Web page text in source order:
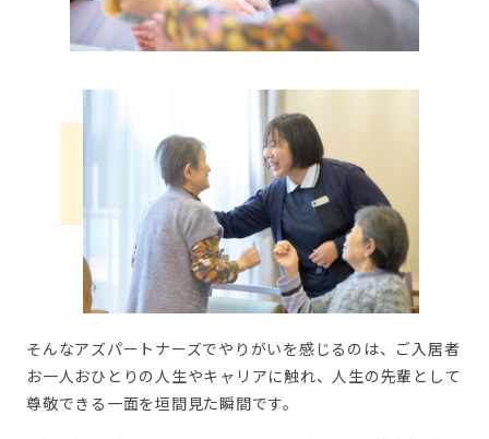
そんなアズパートナーズでやりがいを感じるのは、ご入居者
お一人おひとりの人生やキャリアに触れ、人生の先輩として
尊敬できる一面を垣間見た瞬間です。